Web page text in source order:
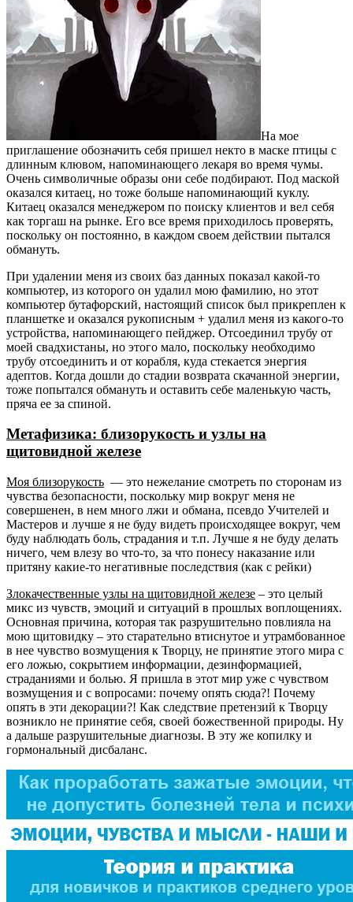
На мое
приглашение обозначить себя пришел некто в маске птицы с
длинным клювом, напоминающего лекаря во время чумы.
Очень символичные образы они себе подбирают. Под маской
оказался китаец, но тоже больше напоминающий куклу.
Китаец оказался менеджером по поиску клиентов и вел себя
как торгаш на рынке. Его все время приходилось проверять,
поскольку он постоянно, в каждом своем действии пытался
обмануть.
При удалении меня из своих баз данных показал какой-то
компьютер, из которого он удалил мою фамилию, но этот
компьютер бутафорский, настоящий список был прикреплен к
планшетке и оказался рукописным + удалил меня из какого-то
устройства, напоминающего пейджер. Отсоединил трубу от
моей свадхистаны, но этого мало, поскольку необходимо
трубу отсоединить и от корабля, куда стекается энергия
адептов. Когда дошли до стадии возврата скачанной энергии,
тоже попытался обмануть и оставить себе маленькую часть,
пряча ее за спиной.
Метафизика: близорукость и узлы на
щитовидной железе
Моя близорукость — это нежелание смотреть по сторонам из
чувства безопасности, поскольку мир вокруг меня не
совершенен, в нем много лжи и обмана, псевдо Учителей и
Мастеров и лучше я не буду видеть происходящее вокруг, чем
буду наблюдать боль, страдания и т.п. Лучше я не буду делать
ничего, чем влезу во что-то, за что понесу наказание или
притяну какие-то негативные последствия (как с рейки)
Злокачественные узлы на щитовидной железе – это целый
микс из чувств, эмоций и ситуаций в прошлых воплощениях.
Основная причина, которая так разрушительно повлияла на
мою щитовидку – это старательно втиснутое и утрамбованное
в нее чувство возмущения к Творцу, не принятие этого мира с
его ложью, сокрытием информации, дезинформацией,
страданиями и болью. Я пришла в этот мир уже с чувством
возмущения и с вопросами: почему опять сюда?! Почему
опять в эти декорации?! Как следствие претензий к Творцу
возникло не принятие себя, своей божественной природы. Ну
а дальше разрушительные диагнозы. В эту же копилку и
гормональный дисбаланс.